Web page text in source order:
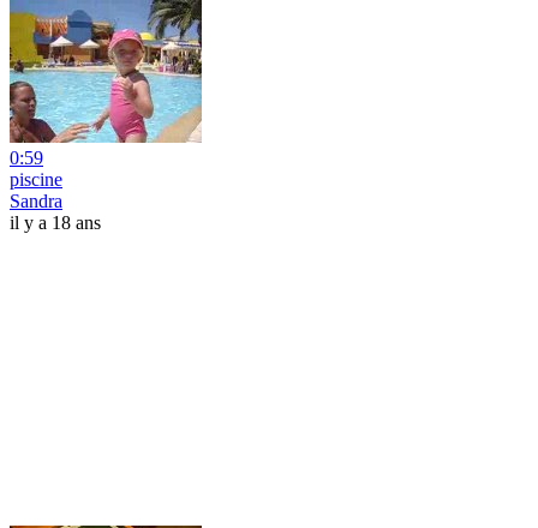
0:59
piscine
Sandra
il y a 18 ans